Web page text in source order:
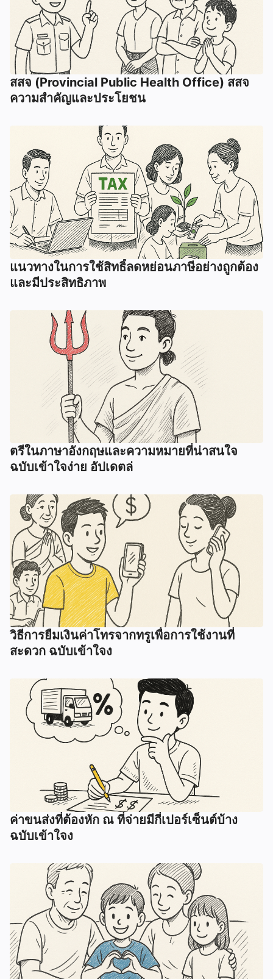
สสจ (Provincial Public Health Office) สสจ
ความสำคัญและประโยชน
แนวทางในการใช้สิทธิ์ลดหย่อนภาษีอย่างถูกต้อง
และมีประสิทธิภาพ
ตรีในภาษาอังกฤษและความหมายที่น่าสนใจ
ฉบับเข้าใจง่าย อัปเดตล่
วิธีการยืมเงินค่าโทรจากทรูเพื่อการใช้งานที่
สะดวก ฉบับเข้าใจง
ค่าขนส่งที่ต้องหัก ณ ที่จ่ายมีกี่เปอร์เซ็นต์บ้าง
ฉบับเข้าใจง